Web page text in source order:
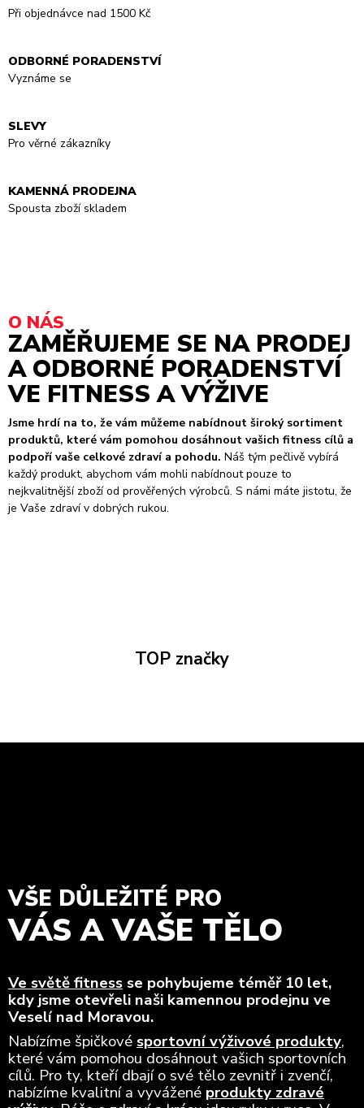
Při objednávce nad 1500 Kč
ODBORNÉ PORADENSTVÍ
Vyznáme se
SLEVY
Pro věrné zákazníky
KAMENNÁ PRODEJNA
Spousta zboží skladem
O NÁS
ZAMĚŘUJEME SE NA PRODEJ
A ODBORNÉ PORADENSTVÍ
VE FITNESS A VÝŽIVE
Jsme hrdí na to, že vám můžeme nabídnout široký sortiment
produktů, které vám pomohou dosáhnout vašich fitness cílů a
podpoří vaše celkové zdraví a pohodu. Náš tým pečlivě vybírá
každý produkt, abychom vám mohli nabídnout pouze to
nejkvalitnější zboží od prověřených výrobců. S námi máte jistotu, že
je Vaše zdraví v dobrých rukou.
TOP značky
VŠE DŮLEŽITÉ PRO
VÁS A VAŠE TĚLO
Ve světě fitness se pohybujeme téměř 10 let,
kdy jsme otevřeli naši kamennou prodejnu ve
Veselí nad Moravou.
Nabízíme špičkové sportovní výživové produkty,
které vám pomohou dosáhnout vašich sportovních
cílů. Pro ty, kteří dbají o své tělo zevnitř i zvenčí,
nabízíme kvalitní a vyvážené produkty zdravé